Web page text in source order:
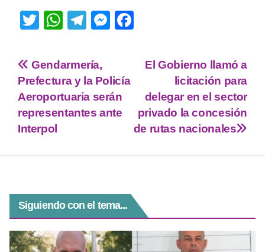
T
tt
er
W
at
s
A
p
T
e
gr
a
m
M
e
n
g
o
o
El Gobierno llamó a
licitación para
delegar en el sector
privado la concesión
de rutas nacionales
Gendarmería,
Prefectura y la Policía
Aeroportuaria serán
representantes ante
Interpol
Siguiendo con el tema...